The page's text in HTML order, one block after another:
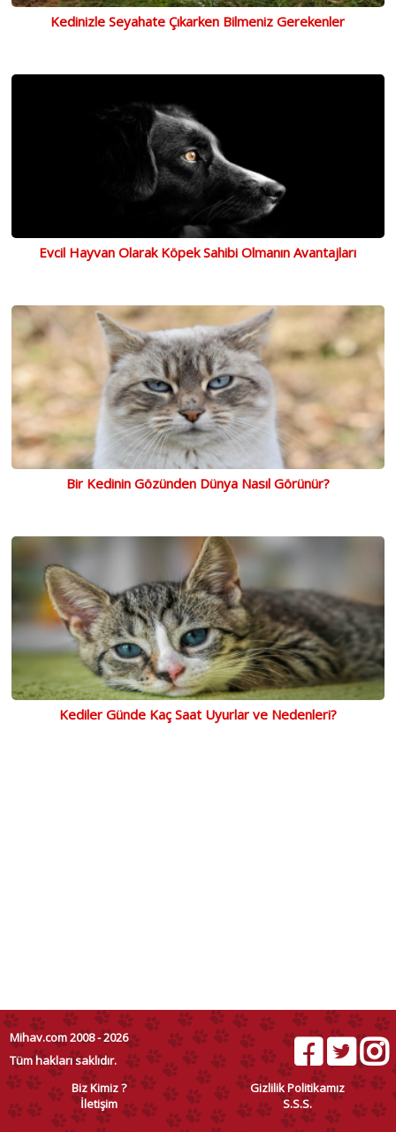
Kedinizle Seyahate Çıkarken Bilmeniz Gerekenler
Evcil Hayvan Olarak Köpek Sahibi Olmanın Avantajları
Bir Kedinin Gözünden Dünya Nasıl Görünür?
Kediler Günde Kaç Saat Uyurlar ve Nedenleri?
Mihav.com 2008 - 2026
Tüm hakları saklıdır.
Biz Kimiz ?
Gizlilik Politikamız
İletişim
S.S.S.